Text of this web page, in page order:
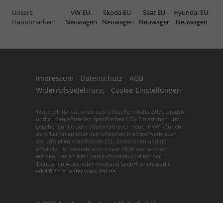
Unsere
Hauptmarken:
VW EU-
Neuwagen
Skoda EU-
Neuwagen
Seat EU-
Neuwagen
Hyundai EU-
Neuwagen
Impressum Datenschutz
AGB
Widerrufsbelehrung
Cookie-Einstellungen
Weitere Informationen zum offiziellen Kraftstoffverbrauch
und zu den offiziellen spezifischen CO2 -Emissionen und
gegebenenfalls zum Stromverbrauch neuer PKW können
dem 'Leitfaden über den offiziellen Kraftstoffverbrauch,
die offiziellen spezifischen CO2 -Emissionen und den
offiziellen Stromverbrauch neuer PKW' entnommen
werden, der an allen Verkaufsstellen und bei der
'Deutschen Automobil Treuhand GmbH' unentgeltlich
erhältlich ist unter www.dat.de.